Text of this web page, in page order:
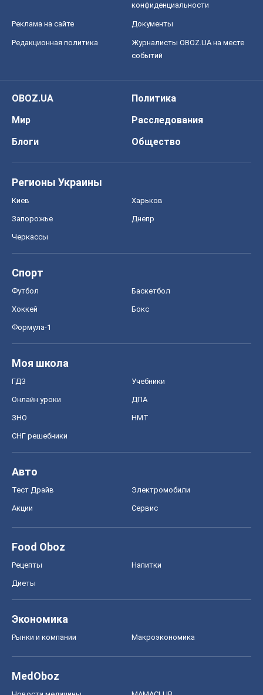
конфиденциальности
Реклама на сайте Документы
Редакционная политика
Журналисты OBOZ.UA на месте
событий
OBOZ.UA
Политика
Мир
Расследования
Блоги
Общество
Регионы Украины
Киев Харьков
Запорожье Днепр
Черкассы
Спорт
Футбол Баскетбол
Хоккей Бокс
Формула-1
Моя школа
ГДЗ Учебники
Онлайн уроки ДПА
ЗНО НМТ
СНГ решебники
Авто
Тест Драйв Электромобили
Акции Сервис
Food Oboz
Рецепты Напитки
Диеты
Экономика
Рынки и компании Mакроэкономика
MedOboz